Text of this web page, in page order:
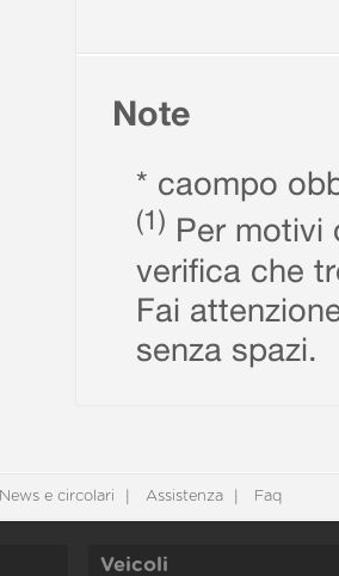
Note
* caompo
(1) Per motivi
verifica che
Fai
senza spazi.
News e circolari Assistenza Faq
Veicoli